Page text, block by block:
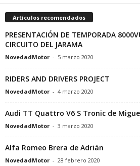
Artículos recomendados
PRESENTACIÓN DE TEMPORADA
CIRCUITO DEL JARAMA
NovedadMotor - 5 marzo 2020
RIDERS AND DRIVERS PROJECT
NovedadMotor - 4 marzo 2020
Audi TT Quattro V6 S Tronic de
NovedadMotor - 3 marzo 2020
Alfa Romeo Brera de Adrián
NovedadMotor - 28 febrero 2020